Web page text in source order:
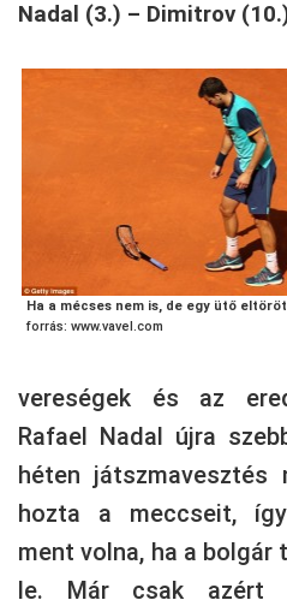
Nadal (3.) – Dimitrov
Ha a mécses nem is, de egy ütő
forrás: www.vavel.com
vereségek és az
Rafael Nadal újra
héten játszmavesztés
hozta a meccseit, így
ment volna, ha a
le. Már csak azért